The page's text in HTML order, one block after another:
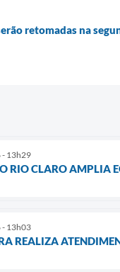
retomadas na
- 13h29
RIO CLARO AMPLIA
- 13h03
REALIZA